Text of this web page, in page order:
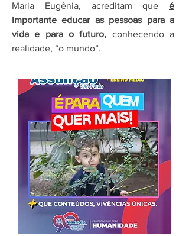
Maria Eugênia, acreditam que é
importante educar as pessoas para a
vida e para o futuro, conhecendo a
realidade, “o mundo”.